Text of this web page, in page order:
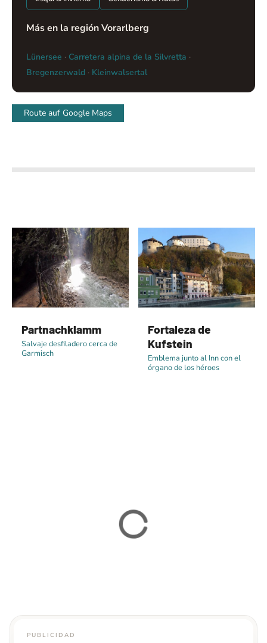
Más en la región Vorarlberg
Lünersee · Carretera alpina de la Silvretta ·
Bregenzerwald · Kleinwalsertal
Route auf Google Maps
Partnachklamm
Salvaje desfiladero cerca de
Garmisch
Fortaleza de
Kufstein
Emblema junto al Inn con el
órgano de los héroes
PUBLICIDAD